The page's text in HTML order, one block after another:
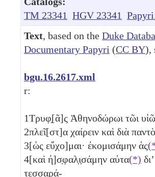
TM 23341 HGV 23341
Text, based on the Duke
Documentary Papyri (CC BY),
bgu.16.2617.xml
r:
1Τρυφ̣[ᾶ]ς Ἀθηνοδώρωι τῶι
2πλεῖ[στ]α χαίρειν καὶ διὰ
3[ὡς εὔχο]μαι· ἐκομισάμην ἁς
4[καὶ ἠ]σ̣φαλ̣ι̣σάμην αὐτα(*)
τεσσαρά-